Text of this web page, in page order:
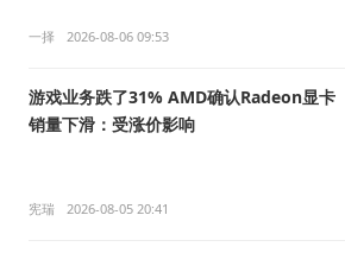
一择 2026-08-06 09:53
游戏业务跌了31% AMD确认Radeon显卡
销量下滑：受涨价影响
宪瑞 2026-08-05 20:41